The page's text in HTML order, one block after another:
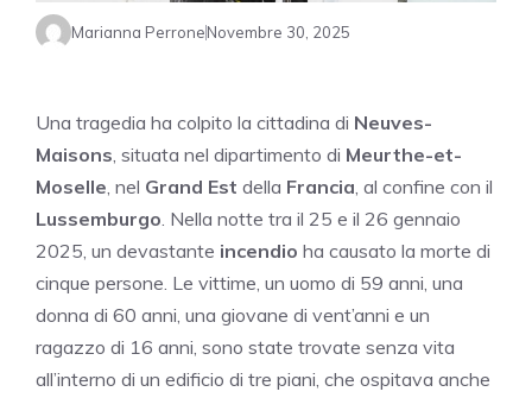
Marianna PerroneNovembre 30, 2025
Una tragedia ha colpito la cittadina di Neuves-
Maisons, situata nel dipartimento di Meurthe-et-
Moselle, nel Grand Est della Francia, al confine con il
Lussemburgo. Nella notte tra il 25 e il 26 gennaio
2025, un devastante incendio ha causato la morte di
cinque persone. Le vittime, un uomo di 59 anni, una
donna di 60 anni, una giovane di vent’anni e un
ragazzo di 16 anni, sono state trovate senza vita
all’interno di un edificio di tre piani, che ospitava anche